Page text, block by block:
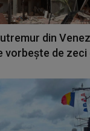
din
vorbește de zeci